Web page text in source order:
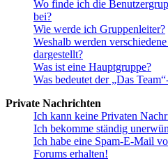
Wo finde ich die
bei?
Wie werde ich Gruppenleiter?
Weshalb werden
dargestellt?
Was ist eine Hauptgruppe?
Was bedeutet der „Das
Private Nachrichten
Ich kann keine Privaten
Ich bekomme ständig
Ich habe eine Spam-E-Mail
Forums erhalten!